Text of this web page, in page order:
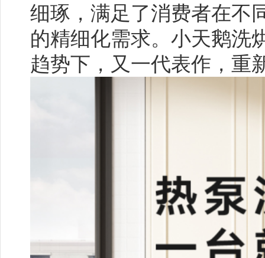
细琢，满足了消费者在不
的精细化需求。小天鹅洗
趋势下，又一代表作，重